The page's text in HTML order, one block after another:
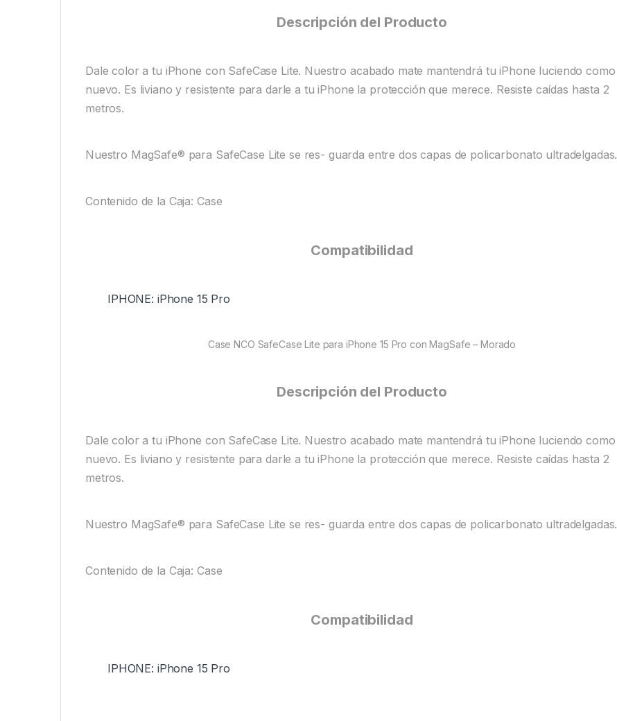
Descripción del Producto
Dale color a tu iPhone con SafeCase Lite. Nuestro acabado mate mantendrá tu iPhone luciendo como
nuevo. Es liviano y resistente para darle a tu iPhone la protección que merece. Resiste caídas hasta 2
metros.
Nuestro MagSafe® para SafeCase Lite se res- guarda entre dos capas de policarbonato ultradelgadas.
Contenido de la Caja: Case
Compatibilidad
IPHONE: iPhone 15 Pro
Case NCO SafeCase Lite para iPhone 15 Pro con MagSafe – Morado
Descripción del Producto
Dale color a tu iPhone con SafeCase Lite. Nuestro acabado mate mantendrá tu iPhone luciendo como
nuevo. Es liviano y resistente para darle a tu iPhone la protección que merece. Resiste caídas hasta 2
metros.
Nuestro MagSafe® para SafeCase Lite se res- guarda entre dos capas de policarbonato ultradelgadas.
Contenido de la Caja: Case
Compatibilidad
IPHONE: iPhone 15 Pro